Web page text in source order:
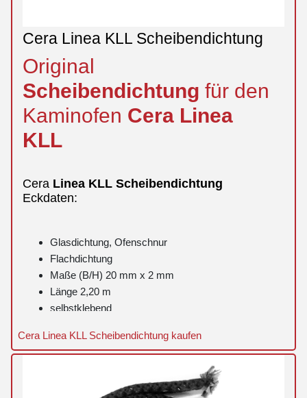
Cera Linea KLL Scheibendichtung
Original
Scheibendichtung für den
Kaminofen Cera Linea
KLL
Cera Linea KLL Scheibendichtung
Eckdaten:
Glasdichtung, Ofenschnur
Flachdichtung
Maße (B/H) 20 mm x 2 mm
Länge 2,20 m
selbstklebend
Cera Linea KLL Scheibendichtung kaufen